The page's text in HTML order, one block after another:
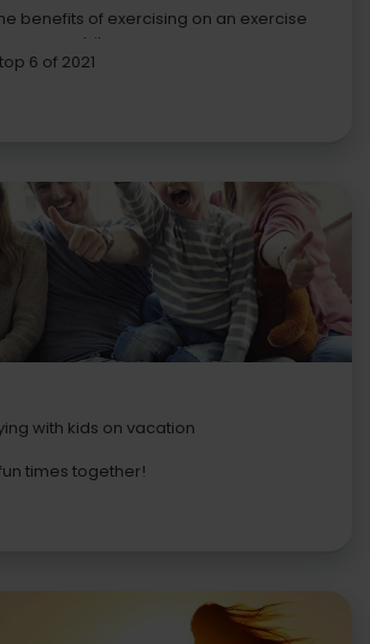
benefits of exercising on an exercise
bike
6 of 2021
with kids on vacation
times together!